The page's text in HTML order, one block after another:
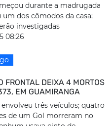
durante a madrugada
um dos cômodos da casa;
investigadas
08:26
FRONTAL DEIXA 4 MORTOS
EM GUAMIRANGA
três veículos; quatro
de um Gol morreram no